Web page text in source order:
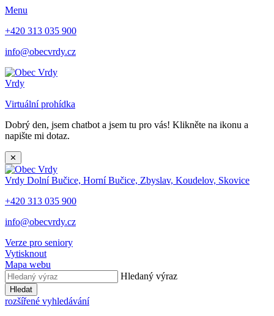
Menu
+420 313 035 900
info@obecvrdy.cz
Vrdy
Virtuální prohídka
Dobrý den, jsem chatbot a jsem tu pro vás! Klikněte na ikonu a
napište mi dotaz.
✕
Vrdy Dolní Bučice, Horní Bučice, Zbyslav, Koudelov, Skovice
+420 313 035 900
info@obecvrdy.cz
Verze pro seniory
Vytisknout
Mapa webu
Hledaný výraz
Hledat
rozšířené vyhledávání